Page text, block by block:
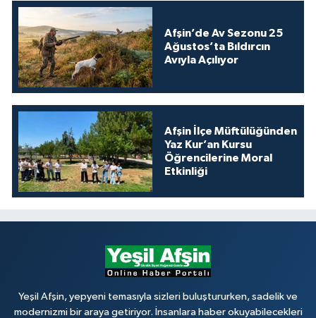
Afşin’de Av Sezonu 25
Ağustos’ta Bıldırcın
Avıyla Açılıyor
Afşin İlçe Müftülüğünden
Yaz Kur’an Kursu
Öğrencilerine Moral
Etkinliği
Yeşil Afşin, yepyeni temasıyla sizleri buluştururken, sadelik ve
modernizmi bir araya getiriyor. İnsanlara haber okuyabilecekleri